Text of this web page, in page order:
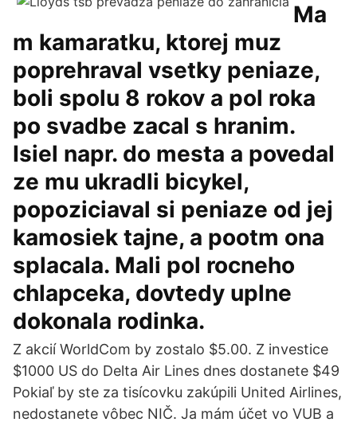
Ma
m kamaratku, ktorej muz
poprehraval vsetky peniaze,
boli spolu 8 rokov a pol roka
po svadbe zacal s hranim.
Isiel napr. do mesta a povedal
ze mu ukradli bicykel,
popoziciaval si peniaze od jej
kamosiek tajne, a pootm ona
splacala. Mali pol rocneho
chlapceka, dovtedy uplne
dokonala rodinka.
Z akcií WorldCom by zostalo $5.00. Z investice
$1000 US do Delta Air Lines dnes dostanete $49
Pokiaľ by ste za tisícovku zakúpili United Airlines,
nedostanete vôbec NIČ. Ja mám účet vo VUB a